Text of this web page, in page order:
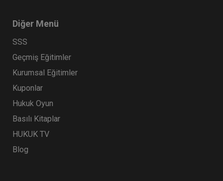
Diğer Menü
SSS
Geçmiş Eğitimler
Kurumsal Eğitimler
Kuponlar
Hukuk Oyun
Basılı Kitaplar
HUKUK TV
Blog